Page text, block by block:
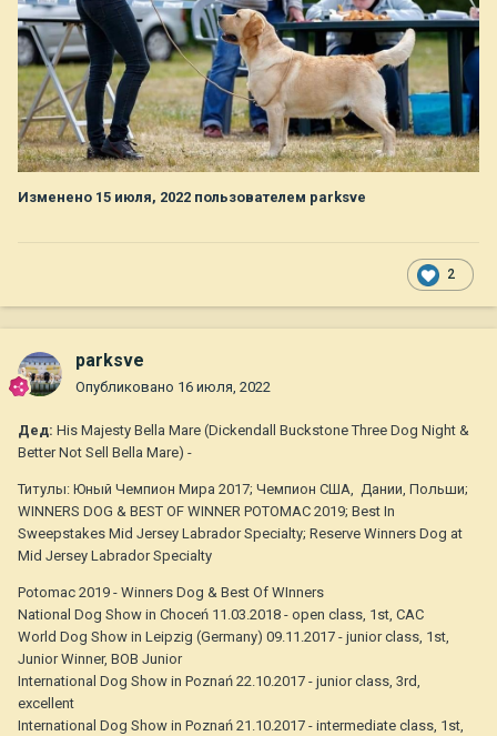
Изменено 15 июля, 2022 пользователем parksve
2
parksve
Опубликовано 16 июля, 2022
Дед: His Majesty Bella Mare (Dickendall Buckstone Three Dog Night &
Better Not Sell Bella Mare) -
Титулы: Юный Чемпион Мира 2017; Чемпион США, Дании, Польши;
WINNERS DOG & BEST OF WINNER POTOMAC 2019; Best In
Sweepstakes Mid Jersey Labrador Specialty; Reserve Winners Dog at
Mid Jersey Labrador Specialty
Potomac 2019 - Winners Dog & Best Of WInners
National Dog Show in Choceń 11.03.2018 - open class, 1st, CAC
World Dog Show in Leipzig (Germany) 09.11.2017 - junior class, 1st,
Junior Winner, BOB Junior
International Dog Show in Poznań 22.10.2017 - junior class, 3rd,
excellent
International Dog Show in Poznań 21.10.2017 - intermediate class, 1st,